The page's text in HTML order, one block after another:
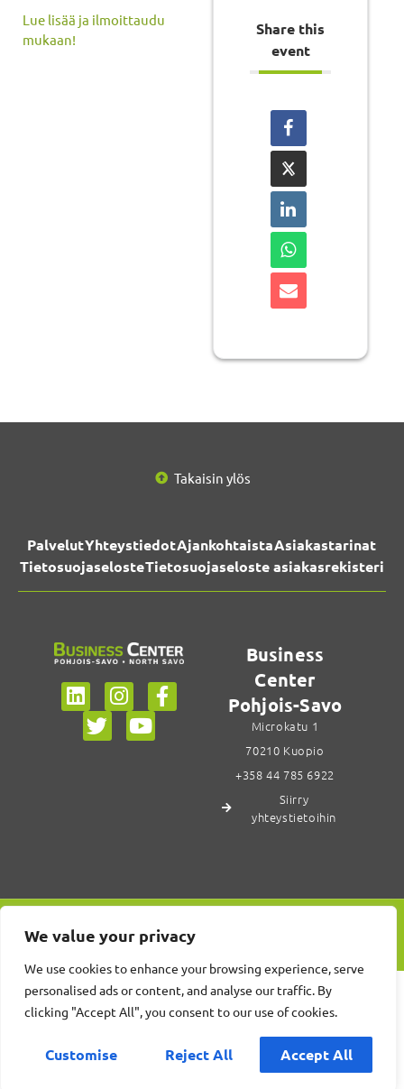
We value your privacy
We use cookies to enhance your browsing experience, serve
personalised ads or content, and analyse our traffic. By
clicking "Accept All", you consent to our use of cookies.
Customise Reject All Accept All
Lue lisää ja ilmoittaudu
mukaan!
Share this
event
Takaisin ylös
PalvelutYhteystiedotAjankohtaistaAsiakastarinat
TietosuojaselosteTietosuojaseloste asiakasrekisteri
Business
Center
Pohjois-Savo
Microkatu 1
70210 Kuopio
+358 44 785 6922
Siirry
yhteystietoihin
Design Center Savonia